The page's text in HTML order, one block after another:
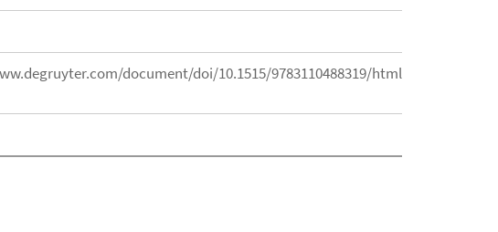
document/doi/10.1515/9783110488319/html